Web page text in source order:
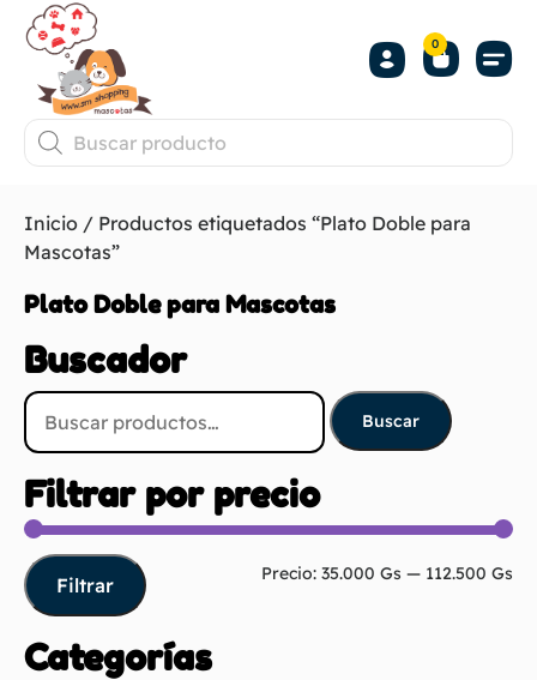
0
Inicio / Productos etiquetados “Plato Doble para
Mascotas”
Plato Doble para Mascotas
Buscador
Buscar
Filtrar por precio
Filtrar Precio: 35.000 Gs — 112.500 Gs
Categorías